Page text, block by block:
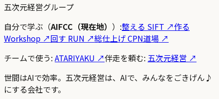
五次元経営グループ
自分で学ぶ（AIFCC（現在地） ）:整える SIFT ↗作る
Workshop ↗回す RUN ↗総仕上げ CPN道場 ↗
チームで使う: ATARIYAKU ↗伴走を頼む: 五次元経営 ↗
世間はAIで効率。五次元経営は、AIで、みんなをごきげん♪
にする会社です。